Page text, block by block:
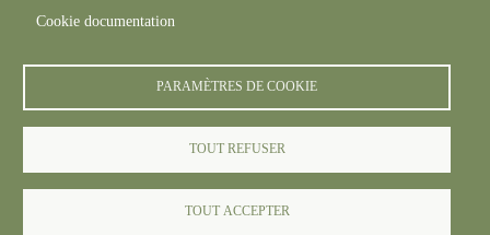
Mentions légales
-->
Cookie documentation
PARAMÈTRES DE COOKIE
TOUT REFUSER
TOUT ACCEPTER